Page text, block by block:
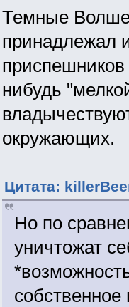
Темные
принадлежал
приспешников
нибудь
окружающих.
Цитата:
Но по
уничтожат